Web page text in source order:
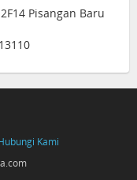
Pisangan Baru
Kami